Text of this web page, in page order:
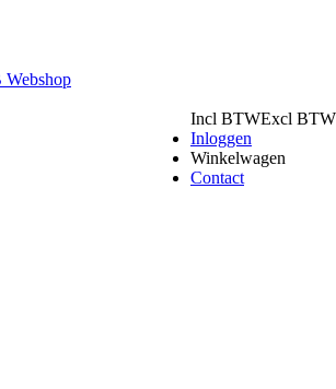
Incl BTWExcl BTW
Inloggen
Winkelwagen
Contact